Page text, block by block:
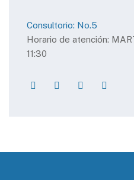
Consultorio: No.5
Horario de atención:
11:30